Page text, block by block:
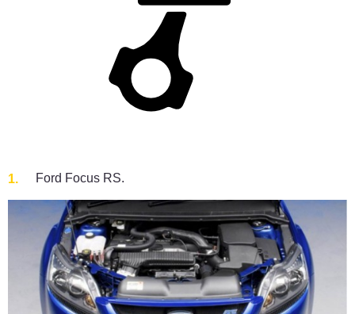
Ford Focus RS.